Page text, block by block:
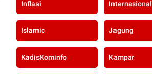
Inflasi Internasional
Islamic Jagung
KadisKominfo Kampar